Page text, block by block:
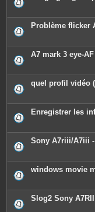
Problème flicker
A7 mark 3 eye-
quel profil vidéo
Enregistrer les
Sony A7riii/A7iii
windows movie
Slog2 Sony A7RII